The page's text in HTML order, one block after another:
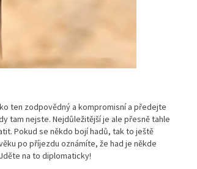
ten zodpovědný a kompromisní a předejte
tam nejste. Nejdůležitější je ale přesně tahle
Pokud se někdo bojí hadů, tak to ještě
po příjezdu oznámíte, že had je někde
na to diplomaticky!